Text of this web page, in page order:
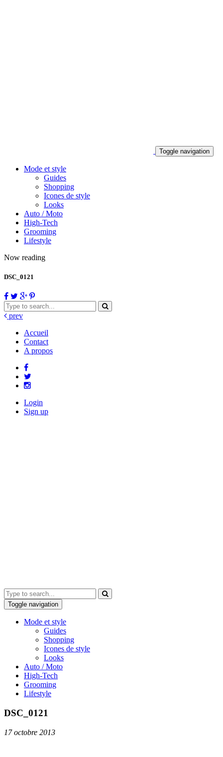
Toggle navigation
Mode et style
Guides
Shopping
Icones de style
Looks
Auto / Moto
High-Tech
Grooming
Lifestyle
Now reading
DSC_0121
prev
Accueil
Contact
A propos
Login
Sign up
Toggle navigation
Mode et style
Guides
Shopping
Icones de style
Looks
Auto / Moto
High-Tech
Grooming
Lifestyle
DSC_0121
17 octobre 2013